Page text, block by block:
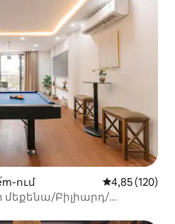
ում Միջին
4,85 (120)
Բիլիարդ/